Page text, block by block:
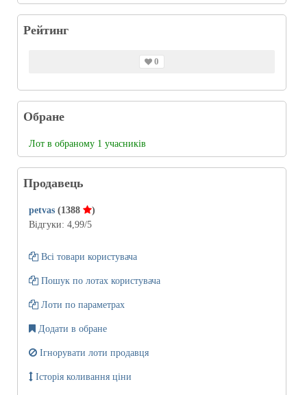
Рейтинг
0
Обране
Лот в обраному 1 учасників
Продавець
petvas (1388
)
Відгуки: 4,99/5
Всі товари користувача
Пошук по лотах користувача
Лоти по параметрах
Додати в обране
Ігнорувати лоти продавця
Історія коливання ціни